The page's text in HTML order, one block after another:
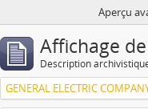
Aperçu
Affichage
Description
GENERAL ELECTRIC